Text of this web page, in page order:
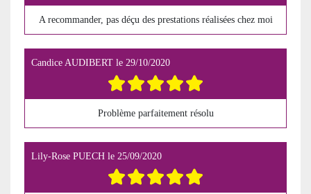
A recommander, pas déçu des prestations réalisées chez moi
Candice AUDIBERT le 29/10/2020
Problème parfaitement résolu
Lily-Rose PUECH le 25/09/2020